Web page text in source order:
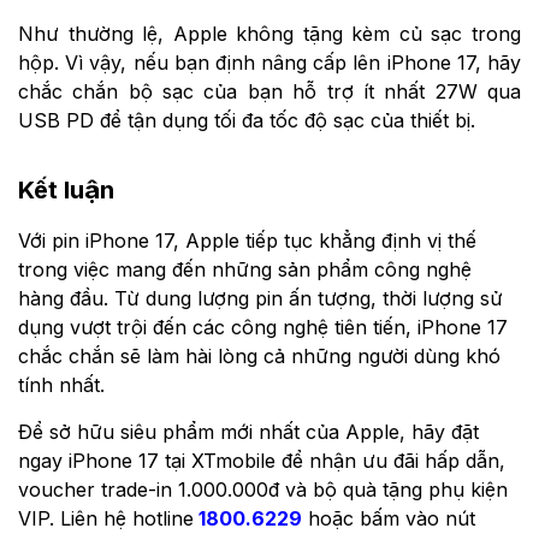
Như thường lệ, Apple không tặng kèm củ sạc trong
hộp. Vì vậy, nếu bạn định nâng cấp lên iPhone 17, hãy
chắc chắn bộ sạc của bạn hỗ trợ ít nhất 27W qua
USB PD để tận dụng tối đa tốc độ sạc của thiết bị.
Kết luận
Với pin iPhone 17, Apple tiếp tục khẳng định vị thế
trong việc mang đến những sản phẩm công nghệ
hàng đầu. Từ dung lượng pin ấn tượng, thời lượng sử
dụng vượt trội đến các công nghệ tiên tiến, iPhone 17
chắc chắn sẽ làm hài lòng cả những người dùng khó
tính nhất.
Để sở hữu siêu phẩm mới nhất của Apple, hãy đặt
ngay iPhone 17 tại XTmobile để nhận ưu đãi hấp dẫn,
voucher trade-in 1.000.000đ và bộ quà tặng phụ kiện
VIP. Liên hệ hotline 1800.6229 hoặc bấm vào nút